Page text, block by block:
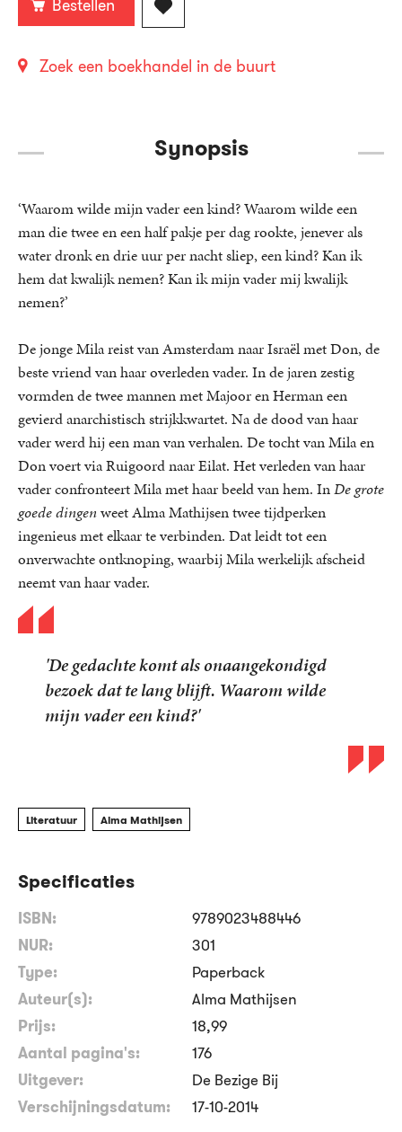
Bestellen
Zoek een boekhandel in de buurt
Synopsis
‘Waarom wilde mijn vader een kind? Waarom wilde een
man die twee en een half pakje per dag rookte, jenever als
water dronk en drie uur per nacht sliep, een kind? Kan ik
hem dat kwalijk nemen? Kan ik mijn vader mij kwalijk
nemen?’
De jonge Mila reist van Amsterdam naar Israël met Don, de
beste vriend van haar overleden vader. In de jaren zestig
vormden de twee mannen met Majoor en Herman een
gevierd anarchistisch strijkkwartet. Na de dood van haar
vader werd hij een man van verhalen. De tocht van Mila en
Don voert via Ruigoord naar Eilat. Het verleden van haar
vader confronteert Mila met haar beeld van hem. InDe grote
goede dingenweet Alma Mathijsen twee tijdperken
ingenieus met elkaar te verbinden. Dat leidt tot een
onverwachte ontknoping, waarbij Mila werkelijk afscheid
neemt van haar vader.
'De gedachte komt als onaangekondigd
bezoek dat te lang blijft. Waarom wilde
mijn vader een kind?'
Literatuur Alma Mathijsen
Specificaties
ISBN:
9789023488446
NUR:
301
Type:
Paperback
Auteur(s):
Alma Mathijsen
Prijs:
18,99
Aantal pagina's:
176
Uitgever:
De Bezige Bij
Verschijningsdatum:
17-10-2014